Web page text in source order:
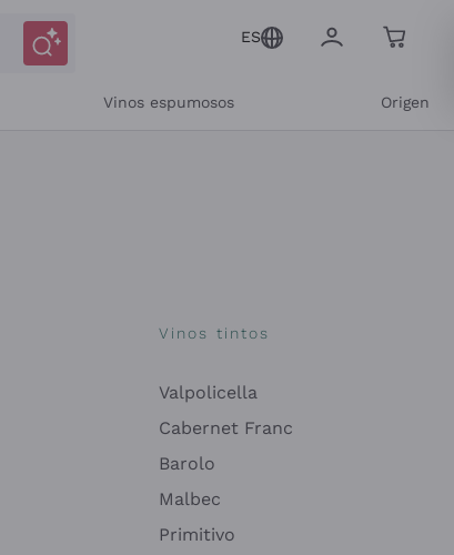
ES
Vinos espumosos Origen
Vinos tintos
Valpolicella
Cabernet Franc
Barolo
Malbec
Primitivo